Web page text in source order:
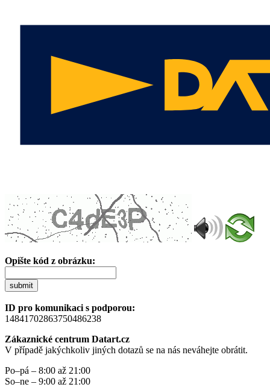
Opište kód z obrázku:
submit
ID pro komunikaci s podporou:
14841702863750486238
Zákaznické centrum Datart.cz
V případě jakýchkoliv jiných dotazů se na nás neváhejte obrátit.
Po–pá – 8:00 až 21:00
So–ne – 9:00 až 21:00